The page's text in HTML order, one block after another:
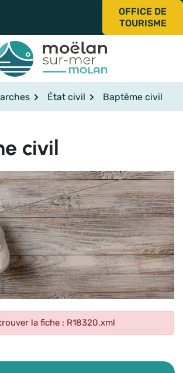
OFFICE DE
TOURISME
État civil Baptême civil
civil
la fiche : R18320.xml